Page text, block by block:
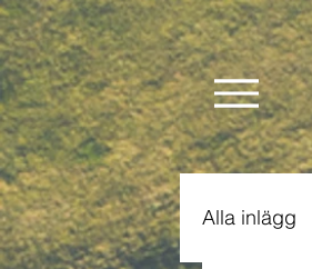
Alla inlägg